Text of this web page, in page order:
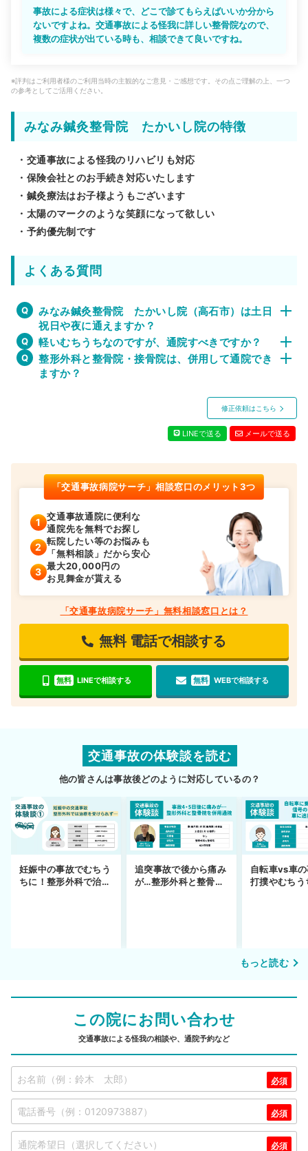
事故による症状は様々で、どこで診てもらえばいいか分から
ないですよね。交通事故による怪我に詳しい整骨院なので、
複数の症状が出ている時も、相談できて良いですね。
※評判はご利用者様のご利用当時の主観的なご意見・ご感想です。その点ご理解の上、一つ
の参考としてご活用ください。
みなみ鍼灸整骨院 たかいし院の特徴
・交通事故による怪我のリハビリも対応
・保険会社とのお手続き対応いたします
・鍼灸療法はお子様ようもございます
・太陽のマークのような笑顔になって欲しい
・予約優先制です
よくある質問
みなみ鍼灸整骨院 たかいし院（高石市）は土日
祝日や夜に通えますか？
軽いむちうちなのですが、通院すべきですか？
整形外科と整骨院・接骨院は、併用して通院でき
ますか？
修正依頼はこちら
LINEで送る メールで送る
「交通事故病院サーチ」相談窓口のメリット3つ
交通事故通院に便利な
通院先を無料でお探し
転院したい等のお悩みも
「無料相談」だから安心
最大20,000円の
お見舞金が貰える
「交通事故病院サーチ」無料相談窓口とは？
無料 電話で相談する
無料 LINEで相談する 無料 WEBで相談する
交通事故の体験談を読む
他の皆さんは事故後どのように対応しているの？
妊娠中の事故でむちう
ちに！整形外科で治療
追突事故で後から痛み
が…整形外科と整骨院
自転車vs車
打撲やむちう
もっと読む
この院にお問い合わせ
交通事故による怪我の相談や、通院予約など